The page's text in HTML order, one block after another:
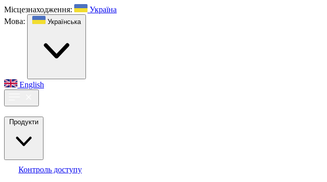
Місцезнаходження:
Україна
Мова:
Українська
English
Продукти
Контроль доступу